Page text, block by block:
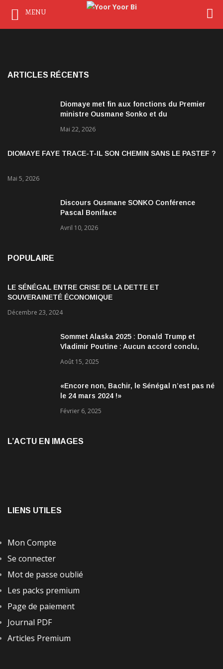
ARTICLES RÉCENTS
Diomaye met fin aux fonctions du Premier
ministre Ousmane Sonko et du
Mai 22, 2026
DIOMAYE FAYE TRACE-T-IL SON CHEMIN SANS LE PASTEF ?
Mai 5, 2026
Discours Ousmane SONKO Conférence
Pascal Boniface
Avril 10, 2026
POPULAIRE
LE SÉNÉGAL ENTRE CRISE DE LA DETTE ET
SOUVERAINETÉ ÉCONOMIQUE
Décembre 23, 2024
Sommet Alaska 2025 : Donald Trump et
Vladimir Poutine : Aucun accord conclu,
encourageantes
Août 15, 2025
«Encore non, Bachir, le Sénégal n’est pas né
le 24 mars 2024 !»
Février 6, 2025
L’ACTU EN IMAGES
LIENS UTILES
Mon Compte
Se connecter
Mot de passe oublié
Les packs premium
Page de paiement
Journal PDF
Articles Premium
MENU